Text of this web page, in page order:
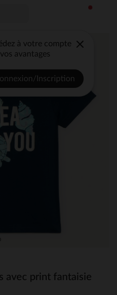
à votre compte
avantages
Inscription
avec print fantaisie